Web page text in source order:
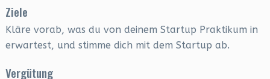
Ziele
Kläre vorab, was du von deinem Startup Praktikum in
erwartest, und stimme dich mit dem Startup ab.
Vergütung